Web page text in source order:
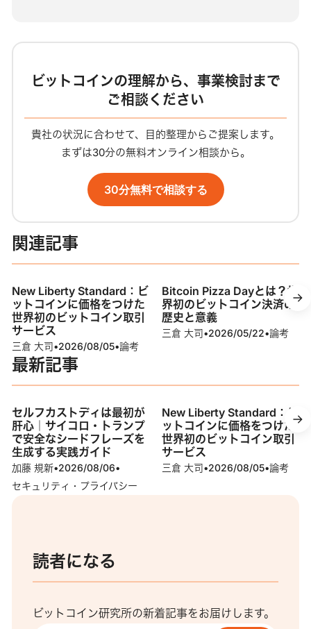
ビットコインの理解から、事業検討まで
ご相談ください
貴社の状況に合わせて、目的整理からご提案します。
まずは30分の無料オンライン相談から。
30分無料で相談する
関連記事
New Liberty Standard：ビ
ットコインに価格をつけた
世界初のビットコイン取引
サービス
三倉 大司•2026/08/05•論考
Bitcoin Pizza Dayとは？世
界初のビットコイン決済の
歴史と意義
三倉 大司•2026/05/22•論考
最新記事
セルフカストディは最初が
肝心｜サイコロ・トランプ
で安全なシードフレーズを
生成する実践ガイド
加藤 規新•2026/08/06•
セキュリティ・プライバシー
New Liberty Standard：ビ
ットコインに価格をつけた
世界初のビットコイン取引
サービス
三倉 大司•2026/08/05•論考
読者になる
ビットコイン研究所の新着記事をお届けします。